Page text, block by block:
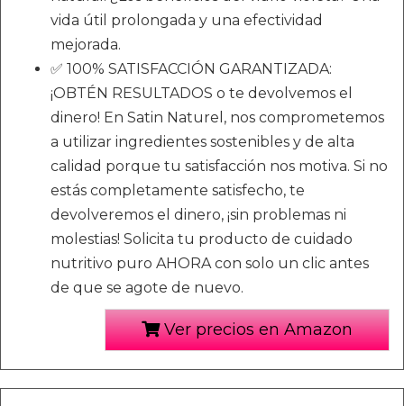
vida útil prolongada y una efectividad
mejorada.
✅ 100% SATISFACCIÓN GARANTIZADA:
¡OBTÉN RESULTADOS o te devolvemos el
dinero! En Satin Naturel, nos comprometemos
a utilizar ingredientes sostenibles y de alta
calidad porque tu satisfacción nos motiva. Si no
estás completamente satisfecho, te
devolveremos el dinero, ¡sin problemas ni
molestias! Solicita tu producto de cuidado
nutritivo puro AHORA con solo un clic antes
de que se agote de nuevo.
Ver precios en Amazon